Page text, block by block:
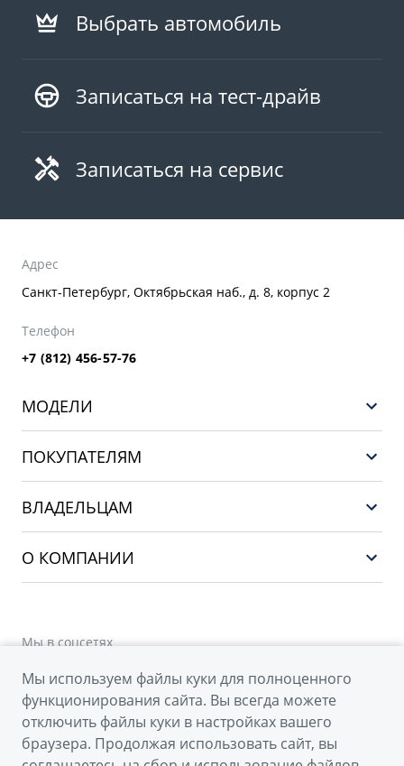
Выбрать автомобиль
Записаться на тест-драйв
Записаться на сервис
Адрес
Санкт-Петербург, Октябрьская наб., д. 8, корпус 2
Телефон
+7 (812) 456-57-76
МОДЕЛИ
EX5
PREFACE
CITYRAY
Архивные модели
ПОКУПАТЕЛЯМ
ВЛАДЕЛЬЦАМ
О КОМПАНИИ
Наша команда
Правовая информация
Контакты
Мы в соцсетях
© 2026
Мы используем файлы куки для полноценного
функционирования сайта. Вы всегда можете
отключить файлы куки в настройках вашего
браузера. Продолжая использовать сайт, вы